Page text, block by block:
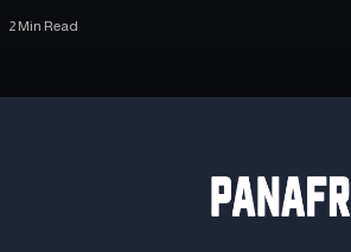
2 Min Read